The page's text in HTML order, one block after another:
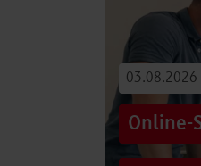
03.08.2026
Online-